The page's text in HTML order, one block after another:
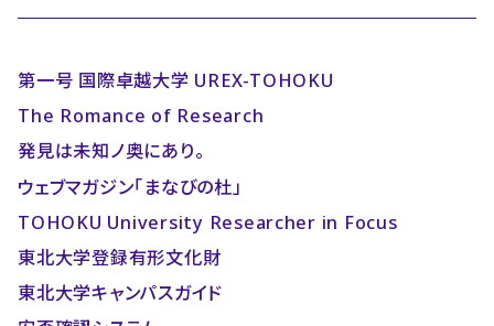
第一号 国際卓越大学 UREX-TOHOKU
The Romance of Research
発見は未知ノ奥にあり。
ウェブマガジン「まなびの杜」
TOHOKU University Researcher in Focus
東北大学登録有形文化財
東北大学キャンパスガイド